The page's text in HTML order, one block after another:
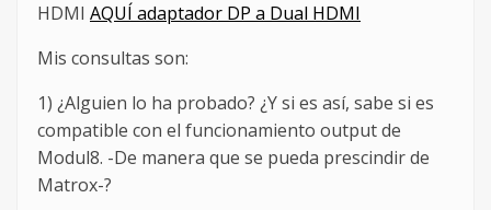
HDMI AQUÍ adaptador DP a Dual HDMI
Mis consultas son:
1) ¿Alguien lo ha probado? ¿Y si es así, sabe si es
compatible con el funcionamiento output de
Modul8. -De manera que se pueda prescindir de
Matrox-?